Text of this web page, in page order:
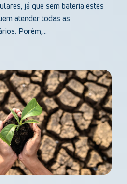
já que sem bateria estes
atender todas as
Porém,...